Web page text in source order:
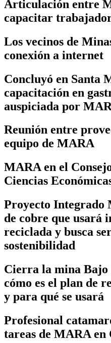
Articulación entre
capacitar
Los vecinos de
conexión a internet
Concluyó en Santa
capacitación en
auspiciada por
Reunión entre
equipo de MARA
MARA en el
Ciencias
Proyecto Integrado
de cobre que usará
reciclada y busca
sostenibilidad
Cierra la mina
cómo es el plan de
y para qué se usará
Profesional
tareas de MARA en